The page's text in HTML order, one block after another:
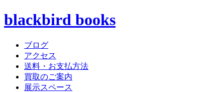
blackbird books
ブログ
アクセス
送料・お支払方法
買取のご案内
展示スペース